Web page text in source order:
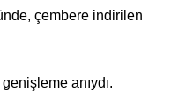
çembere indirilen
anıydı.